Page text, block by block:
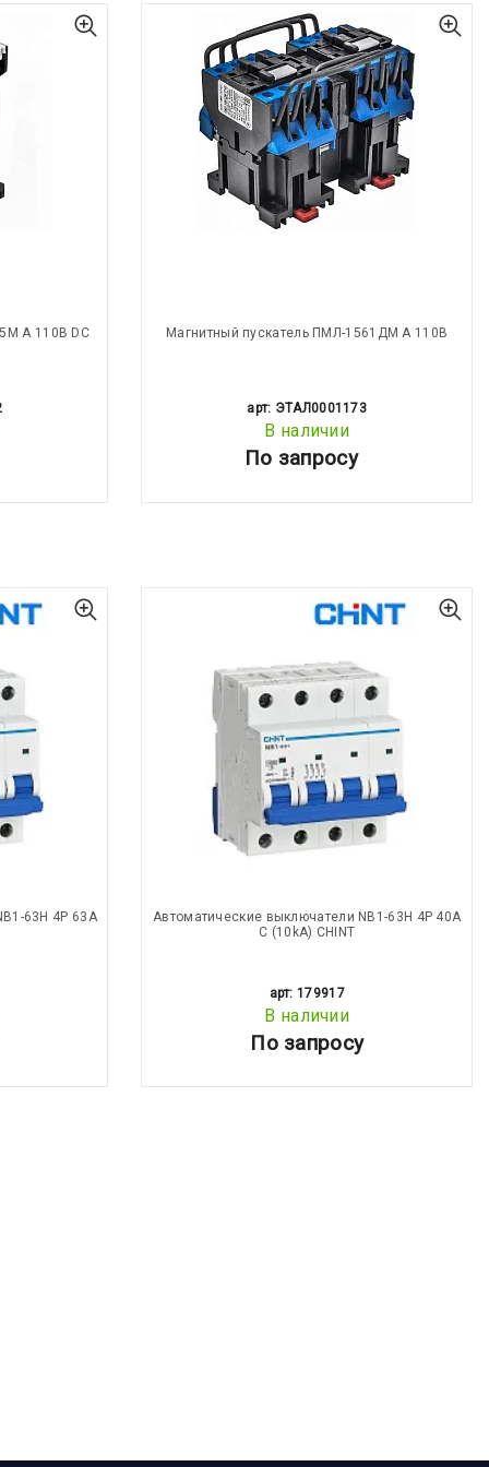
А 110В DC Магнитный пускатель ПМЛ-1561ДМ А 110В
арт: ЭТАЛ0001173
В наличии
По запросу
63H 4P 63A
Автоматические выключатели NB1-63H 4P 40A
C (10kA) CHINT
арт: 179917
В наличии
По запросу